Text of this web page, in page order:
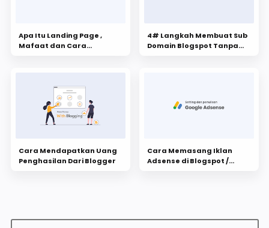
Apa Itu Landing Page ,
Mafaat dan Cara
4# Langkah Membuat Sub
Domain Blogspot Tanpa
Cara Mendapatkan Uang
Penghasilan Dari Blogger
Cara Memasang Iklan
Adsense di Blogspot /